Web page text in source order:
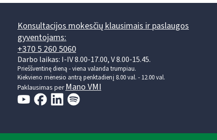
Konsultacijos mokesčių klausimais ir paslaugos
gyventojams:
+370 5 260 5060
Darbo laikas: I-IV 8.00-17.00, V 8.00-15.45.
Prieššventinę dieną - viena valanda trumpiau.
Kiekvieno mėnesio antrą penktadienį 8.00 val. - 12.00 val.
Paklausimas per Mano VMI